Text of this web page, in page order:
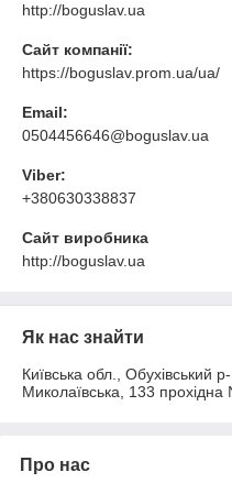
http://boguslav.ua
Сайт компанії:
https://boguslav.prom.ua/ua/
Email:
0504456646@boguslav.ua
Viber:
+380630338837
Сайт виробника
http://boguslav.ua
Як нас знайти
Київська обл., Обухівський
Миколаївська, 133
Про нас